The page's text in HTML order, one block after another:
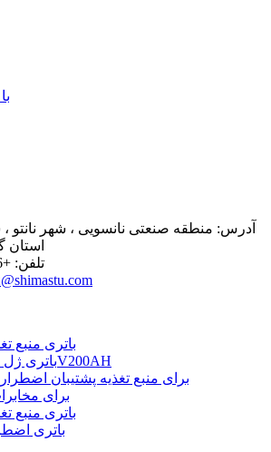
آدرس: منطقه صنعتی نانسویی ، شهر نانتو
استان
تلفن: +8676023136186